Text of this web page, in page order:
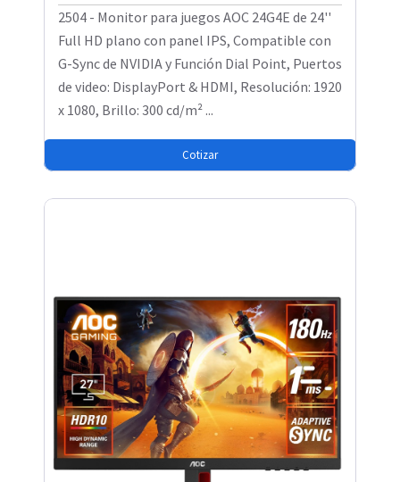
2504 - Monitor para juegos AOC 24G4E de 24''
Full HD plano con panel IPS, Compatible con
G-Sync de NVIDIA y Función Dial Point, Puertos
de video: DisplayPort & HDMI, Resolución: 1920
x 1080, Brillo: 300 cd/m² ...
Cotizar